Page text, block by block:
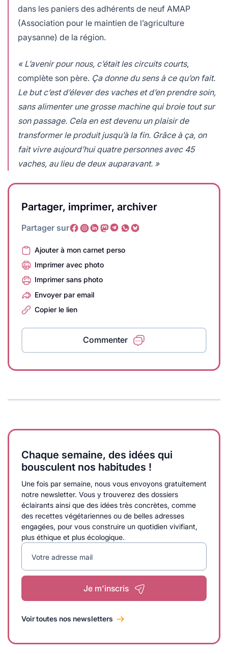
dans les paniers des adhérents de neuf AMAP
(Association pour le maintien de l’agriculture
paysanne) de la région.
« L’avenir pour nous, c’était les circuits courts,
complète son père. Ça donne du sens à ce qu’on fait.
Le but c’est d’élever des vaches et d’en prendre soin,
sans alimenter une grosse machine qui broie tout sur
son passage. Cela en est devenu un plaisir de
transformer le produit jusqu’à la fin. Grâce à ça, on
fait vivre aujourd’hui quatre personnes avec 45
vaches, au lieu de deux auparavant. »
Partager, imprimer, archiver
Partager sur
Ajouter à mon carnet perso
Imprimer avec photo
Imprimer sans photo
Envoyer par email
Copier le lien
Commenter
Chaque semaine, des idées qui
bousculent nos habitudes !
Une fois par semaine, nous vous envoyons gratuitement
notre newsletter. Vous y trouverez des dossiers
éclairants ainsi que des idées très concrètes, comme
des recettes végétariennes ou de belles adresses
engagées, pour vous construire un quotidien vivifiant,
plus éthique et plus écologique.
Votre adresse mail
Je m'inscris
Voir toutes nos newsletters